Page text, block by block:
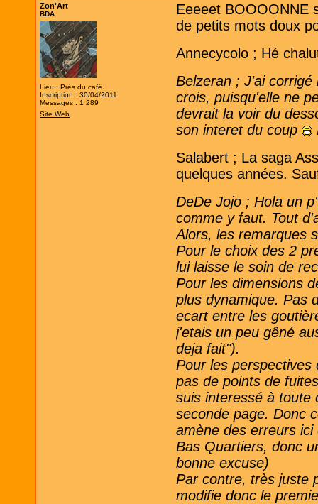
Zon'Art
BDA
Lieu : Près du café.
Inscription : 30/04/2011
Messages : 1 289
Site Web
Eeeeet BOOOONNE
de petits mots doux
Annecycolo ; Hé
Belzeran ; J'ai
crois, puisqu'elle ne
devrait la voir du
son interet du coup
Salabert ; La saga
quelques années.
DeDe Jojo ; Hola un
comme y faut. Tout
Alors, les remarques
Pour le choix des 2
lui laisse le soin de
Pour les dimensions
plus dynamique. Pas
ecart entre les
j'etais un peu gêné
deja fait").
Pour les
pas de points de
suis interessé à toute
seconde page. Donc
amène des erreurs
Bas Quartiers, donc
bonne excuse)
Par contre, très juste
modifie donc le